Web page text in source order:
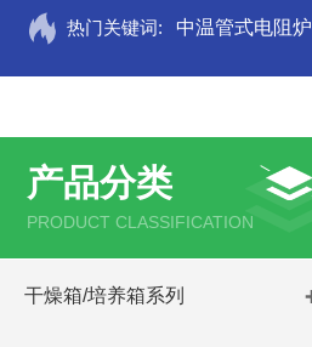
热门关键词: 中温管式电阻炉
产品分类
PRODUCT CLASSIFICATION
干燥箱/培养箱系列